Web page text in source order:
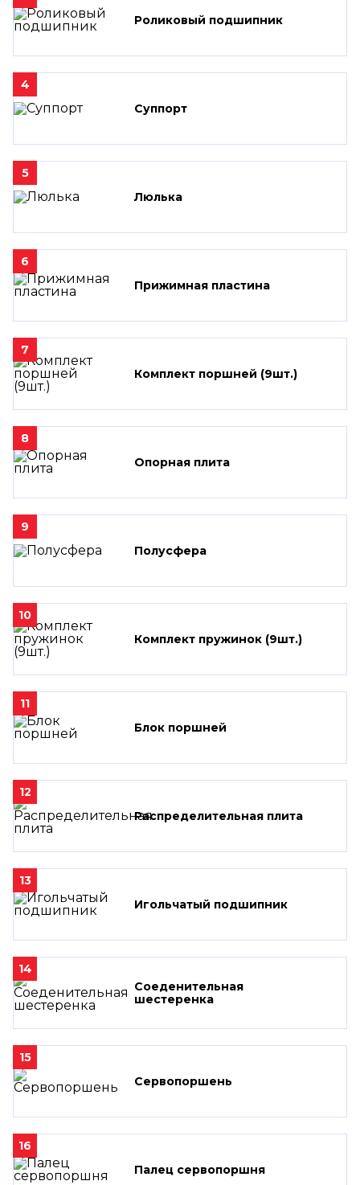
Роликовый подшипник
4
Суппорт
5
Люлька
6
Прижимная пластина
7
Комплект поршней (9шт.)
8
Опорная плита
9
Полусфера
10
Комплект пружинок (9шт.)
11
Блок поршней
12
Распределительная плита
13
Игольчатый подшипник
14
Соеденительная
шестеренка
15
Сервопоршень
16
Палец сервопоршня